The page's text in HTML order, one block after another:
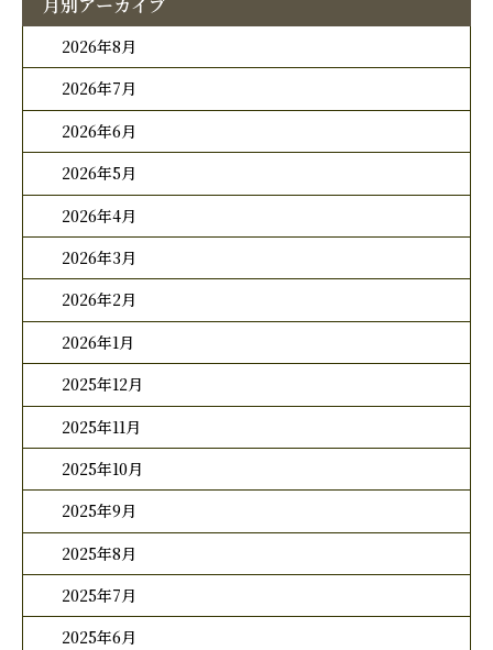
月別アーカイブ
2026年8月
2026年7月
2026年6月
2026年5月
2026年4月
2026年3月
2026年2月
2026年1月
2025年12月
2025年11月
2025年10月
2025年9月
2025年8月
2025年7月
2025年6月